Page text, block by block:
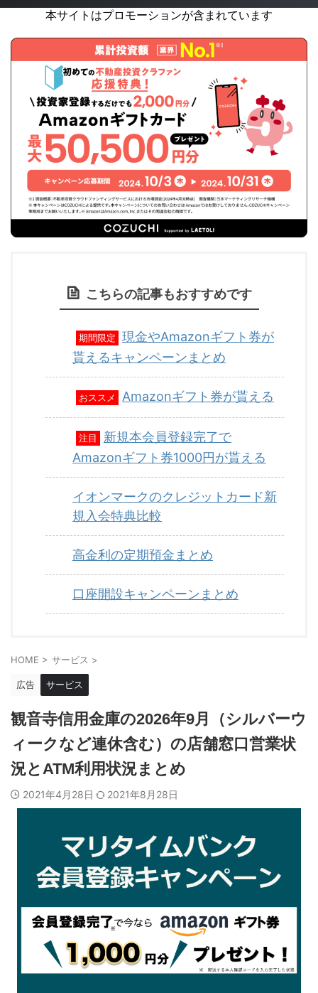
本サイトはプロモーションが含まれています
こちらの記事もおすすめです
期間限定
現金やAmazonギフト券が
貰えるキャンペーンまとめ
おススメ Amazonギフト券が貰える
注目
新規本会員登録完了で
Amazonギフト券1000円が貰える
イオンマークのクレジットカード新
規入会特典比較
高金利の定期預金まとめ
口座開設キャンペーンまとめ
HOME > サービス >
広告 サービス
観音寺信用金庫の2026年9月（シルバーウ
ィークなど連休含む）の店舗窓口営業状
況とATM利用状況まとめ
2021年4月28日 2021年8月28日